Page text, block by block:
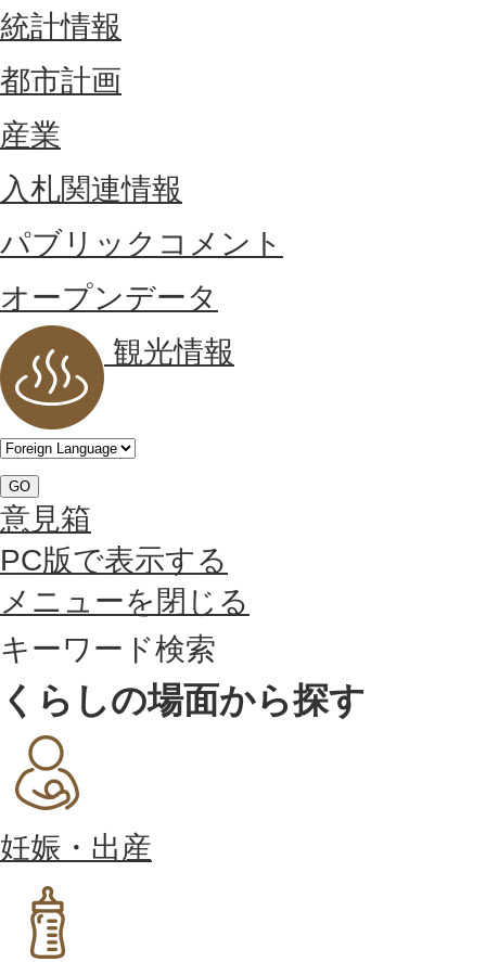
統計情報
都市計画
産業
入札関連情報
パブリックコメント
オープンデータ
観光情報
GO
意見箱
PC版で表示する
メニューを閉じる
キーワード検索
くらしの場面から探す
妊娠・出産